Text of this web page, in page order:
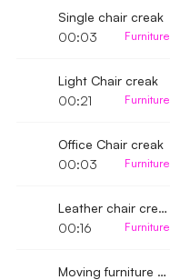
Single chair creak
00:03
Furniture
Light Chair creak
00:21
Furniture
Office Chair creak
00:03
Furniture
Leather chair creak
00:16
Furniture
Moving furniture creak